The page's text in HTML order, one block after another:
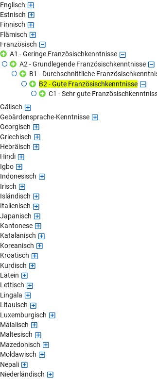
Englisch
Estnisch
Finnisch
Flämisch
Französisch
A1 - Geringe Französischkenntnisse
A2 - Grundlegende Französischkenntnisse
B1 - Durchschnittliche
B2 - Gute Französischkenntnisse
C1 - Sehr gute
Gälisch
Gebärdensprache-Kenntnisse
Georgisch
Griechisch
Hebräisch
Hindi
Igbo
Indonesisch
Irisch
Isländisch
Italienisch
Japanisch
Kantonese
Katalanisch
Koreanisch
Kroatisch
Kurdisch
Latein
Lettisch
Lingala
Litauisch
Luxemburgisch
Malaiisch
Maltesisch
Mazedonisch
Moldawisch
Nepali
Niederländisch